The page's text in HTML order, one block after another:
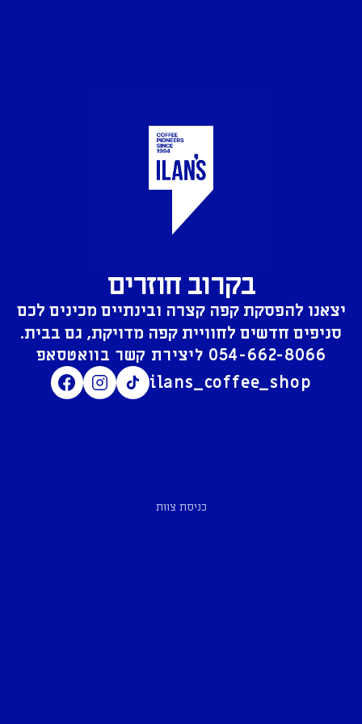
בקרוב חוזרים
יצאנו להפסקת קפה קצרה ובינתיים מכינים לכם
סניפים חדשים לחוויית קפה מדויקת, גם בבית.
054-662-8066
ilans_coffee_shop
כניסת צוות